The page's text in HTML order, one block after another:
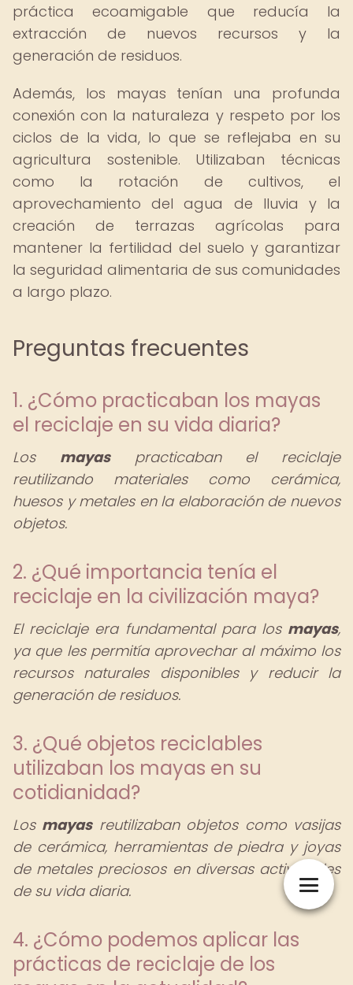
práctica ecoamigable que reducía la
extracción de nuevos recursos y la
generación de residuos.
Además, los mayas tenían una profunda
conexión con la naturaleza y respeto por los
ciclos de la vida, lo que se reflejaba en su
agricultura sostenible. Utilizaban técnicas
como la rotación de cultivos, el
aprovechamiento del agua de lluvia y la
creación de terrazas agrícolas para
mantener la fertilidad del suelo y garantizar
la seguridad alimentaria de sus comunidades
a largo plazo.
Preguntas frecuentes
1. ¿Cómo practicaban los mayas
el reciclaje en su vida diaria?
Los mayaspracticaban el reciclaje
reutilizando materiales como cerámica,
huesos y metales en la elaboración de nuevos
objetos.
2. ¿Qué importancia tenía el
reciclaje en la civilización maya?
El reciclaje era fundamental para los mayas,
ya que les permitía aprovechar al máximo los
recursos naturales disponibles y reducir la
generación de residuos.
3. ¿Qué objetos reciclables
utilizaban los mayas en su
cotidianidad?
Los mayasreutilizaban objetos como vasijas
de cerámica, herramientas de piedra y joyas
de metales preciosos en diversas actividades
de su vida diaria.
4. ¿Cómo podemos aplicar las
prácticas de reciclaje de los